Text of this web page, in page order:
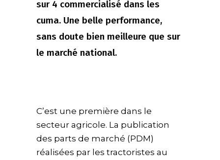
sur 4 commercialisé dans les
cuma. Une belle performance,
sans doute bien meilleure que sur
le marché national.
C’est une première dans le
secteur agricole. La publication
des parts de marché (PDM)
réalisées par les tractoristes au